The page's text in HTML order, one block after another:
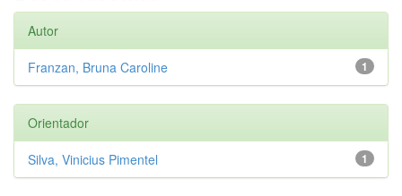
Autor
1
Franzan, Bruna Caroline
Orientador
1
Silva, Vinicius Pimentel